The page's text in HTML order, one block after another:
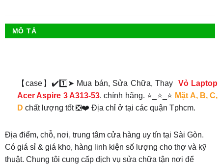
MÔ TẢ
【case】✔️1️⃣➤ Mua bán, Sửa Chữa, Thay Vỏ Laptop
Acer Aspire 3 A313-53. chính hãng. ⭐_⭐_⭐ Mặt A, B, C,
D chất lượng tốt ❎❤️ Địa chỉ ở tại các quận Tphcm.
Địa điểm, chỗ, nơi, trung tâm cửa hàng uy tín tại Sài Gòn.
Có giá sỉ & giá kho, hàng linh kiện số lượng cho thợ và kỹ
thuật. Chung tôi cung cấp dịch vụ sửa chữa tận nơi để